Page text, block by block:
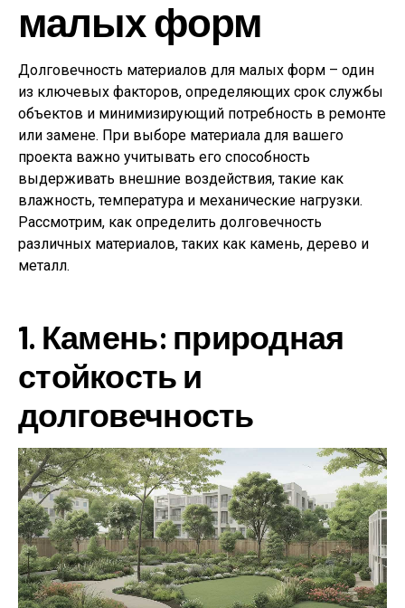
малых форм
Долговечность материалов для малых форм – один
из ключевых факторов, определяющих срок службы
объектов и минимизирующий потребность в ремонте
или замене. При выборе материала для вашего
проекта важно учитывать его способность
выдерживать внешние воздействия, такие как
влажность, температура и механические нагрузки.
Рассмотрим, как определить долговечность
различных материалов, таких как камень, дерево и
металл.
1. Камень: природная
стойкость и
долговечность